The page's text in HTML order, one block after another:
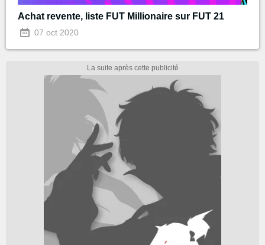
Achat revente, liste FUT Millionaire sur FUT 21
07 oct 2020